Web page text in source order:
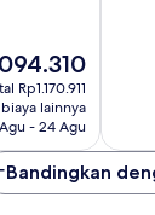
Rp1.170.911
lainnya
- 24 Agu
Bandingkan